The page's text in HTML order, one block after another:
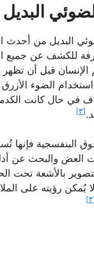
البديل
البديل من أحدث
للكشف عن جميع
قبل أن تظهر
الضوء
في حال كانت
[٣]
البنفسجية فإنها
العض والبحث عن
بالأشعة تحت
يُمكن رؤيته على
[٣]